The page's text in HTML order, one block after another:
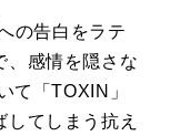
の告白をラテ
、感情を隠さな
て「TOXIN」
てしまう抗え